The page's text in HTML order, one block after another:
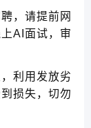
，请提前网
AI面试，审
利用发放劣
损失，切勿